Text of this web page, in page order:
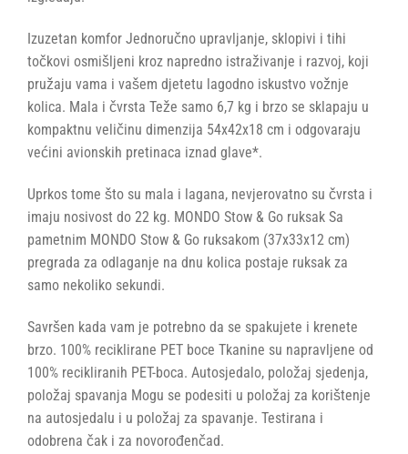
Izuzetan komfor Jednoručno upravljanje, sklopivi i tihi
točkovi osmišljeni kroz napredno istraživanje i razvoj, koji
pružaju vama i vašem djetetu lagodno iskustvo vožnje
kolica. Mala i čvrsta Teže samo 6,7 kg i brzo se sklapaju u
kompaktnu veličinu dimenzija 54x42x18 cm i odgovaraju
većini avionskih pretinaca iznad glave*.
Uprkos tome što su mala i lagana, nevjerovatno su čvrsta i
imaju nosivost do 22 kg. MONDO Stow & Go ruksak Sa
pametnim MONDO Stow & Go ruksakom (37x33x12 cm)
pregrada za odlaganje na dnu kolica postaje ruksak za
samo nekoliko sekundi.
Savršen kada vam je potrebno da se spakujete i krenete
brzo. 100% reciklirane PET boce Tkanine su napravljene od
100% recikliranih PET-boca. Autosjedalo, položaj sjedenja,
položaj spavanja Mogu se podesiti u položaj za korištenje
na autosjedalu i u položaj za spavanje. Testirana i
odobrena čak i za novorođenčad.